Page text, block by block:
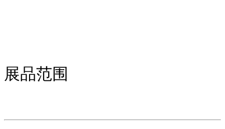
展品范围